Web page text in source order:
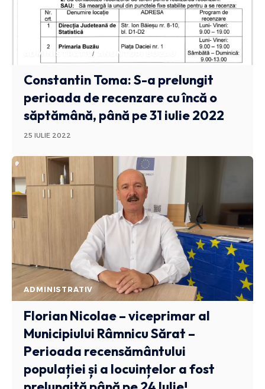
ADMINISTRATIV ANUNTURI BUZAU
Constantin Toma: S-a prelungit
perioada de recenzare cu încă o
săptămână, până pe 31 iulie 2022
25 IULIE 2022
ADMINISTRATIV
Florian Nicolae – viceprimar al
Municipiului Râmnicu Sărat –
Perioada recensământului
populației și a locuințelor a fost